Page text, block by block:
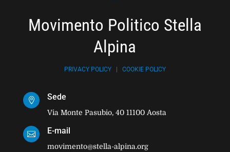
Movimento Politico Stella
Alpina
PRIVACY POLICY| COOKIE POLICY
 Sede
Via Monte Pasubio, 40 11100 Aosta
 E-mail
movimento@stella-alpina.org